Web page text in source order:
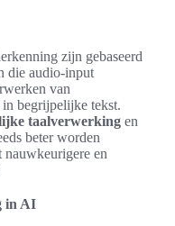
zijn gebaseerd
die audio-input
van
begrijpelijke tekst.
taalverwerking en
beter worden
nauwkeurigere en
in AI